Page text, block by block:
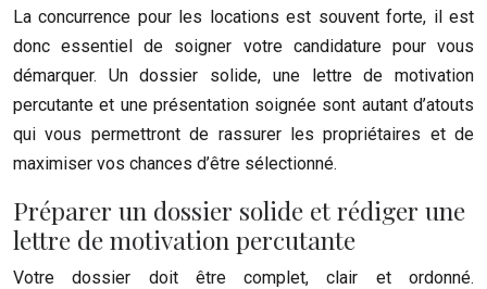
La concurrence pour les locations est souvent forte, il est
donc essentiel de soigner votre candidature pour vous
démarquer. Un dossier solide, une lettre de motivation
percutante et une présentation soignée sont autant d’atouts
qui vous permettront de rassurer les propriétaires et de
maximiser vos chances d’être sélectionné.
Préparer un dossier solide et rédiger une
lettre de motivation percutante
Votre dossier doit être complet, clair et ordonné.